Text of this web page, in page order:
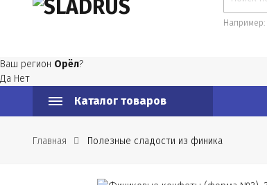
Например:
Ваш регион Орёл?
Да Нет
Каталог товаров
Главная Полезные сладости из финика